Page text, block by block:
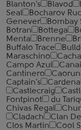
Blanton's
Blavod
Seal
Bocharov
Genever
Bombay
Botran
Bottega
Menta
Brenne
Buffalo Trace
Maraschino
Campo Azul
Cantinero
Captain's
Castlecraig
Fontpinot
du
Chivas Regal
Cladach
Clan
Clos Martin
Cool